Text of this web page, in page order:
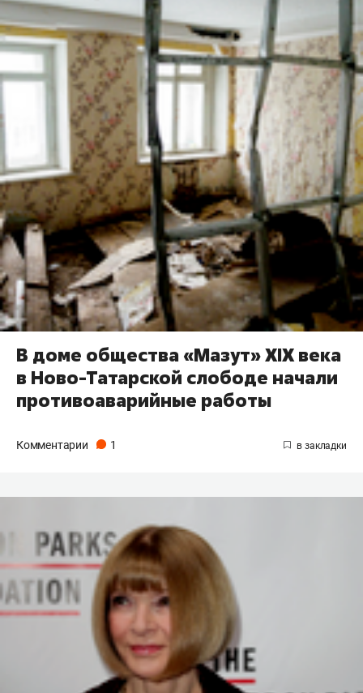
В доме общества «Мазут» XIX века
в Ново-Татарской слободе начали
противоаварийные работы
Комментарии 1